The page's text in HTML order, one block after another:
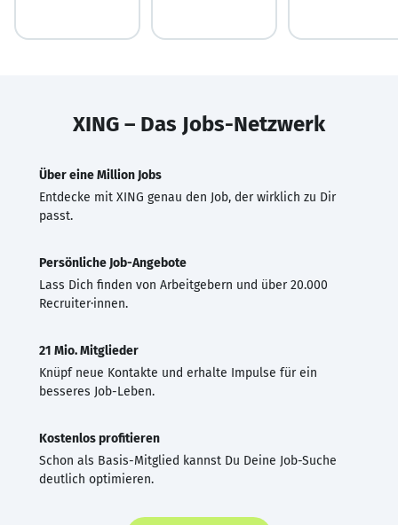
XING – Das Jobs-Netzwerk
Über eine Million Jobs
Entdecke mit XING genau den Job, der wirklich zu Dir
passt.
Persönliche Job-Angebote
Lass Dich finden von Arbeitgebern und über 20.000
Recruiter·innen.
21 Mio. Mitglieder
Knüpf neue Kontakte und erhalte Impulse für ein
besseres Job-Leben.
Kostenlos profitieren
Schon als Basis-Mitglied kannst Du Deine Job-Suche
deutlich optimieren.